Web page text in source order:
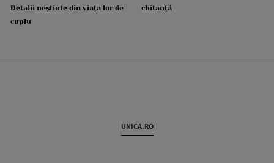
Detalii neștiute din viața lor de
cuplu
chitanță
UNICA.RO